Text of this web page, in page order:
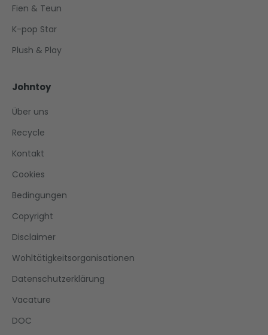
Fien & Teun
K-pop Star
Plush & Play
Johntoy
Über uns
Recycle
Kontakt
Cookies
Bedingungen
Copyright
Disclaimer
Wohltätigkeitsorganisationen
Datenschutzerklärung
Vacature
DOC